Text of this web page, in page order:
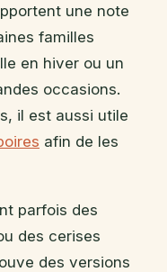
une note
familles
en hiver ou un
occasions.
il est aussi utile
afin de les
parfois des
des cerises
des versions